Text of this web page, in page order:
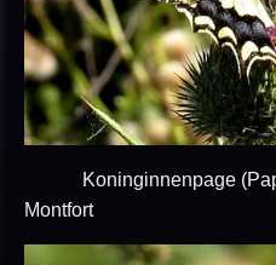
Koninginnenpage
Montfort